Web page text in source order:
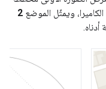
ويمثّل الموضع2